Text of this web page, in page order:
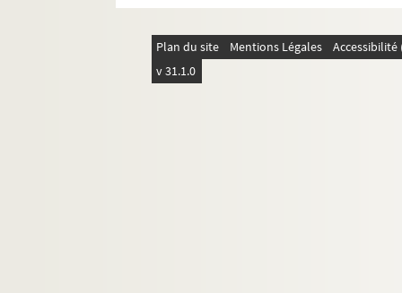
Plan du site Mentions Légales
v 31.1.0